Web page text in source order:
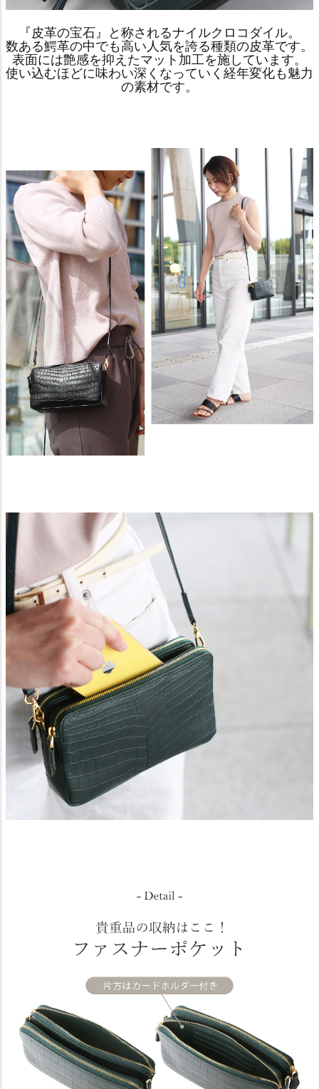
『皮革の宝石』と称されるナイルクロコダイル。
数ある鰐革の中でも高い人気を誇る種類の皮革です。
表面には艶感を抑えたマット加工を施しています。
使い込むほどに味わい深くなっていく経年変化も魅力
の素材です。